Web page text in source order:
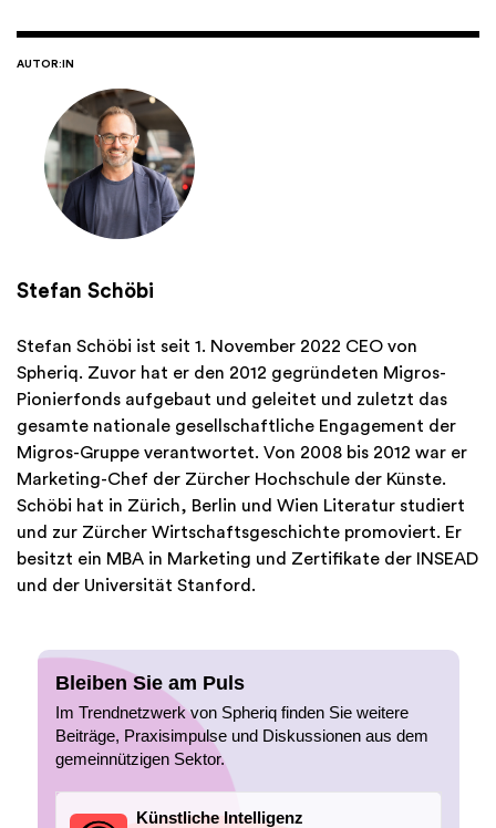
AUTOR:IN
Stefan Schöbi
Stefan Schöbi ist seit 1. November 2022 CEO von
Spheriq. Zuvor hat er den 2012 gegründeten Migros-
Pionierfonds aufgebaut und geleitet und zuletzt das
gesamte nationale gesellschaftliche Engagement der
Migros-Gruppe verantwortet. Von 2008 bis 2012 war er
Marketing-Chef der Zürcher Hochschule der Künste.
Schöbi hat in Zürich, Berlin und Wien Literatur studiert
und zur Zürcher Wirtschaftsgeschichte promoviert. Er
besitzt ein MBA in Marketing und Zertifikate der INSEAD
und der Universität Stanford.
Bleiben Sie am Puls
Im Trendnetzwerk von Spheriq finden Sie weitere
Beiträge, Praxisimpulse und Diskussionen aus dem
gemeinnützigen Sektor.
Künstliche Intelligenz